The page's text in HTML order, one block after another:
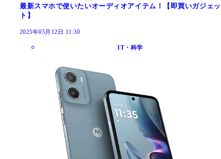
最新スマホで使いたいオーディオアイテム！【即買いガジェッ
ト】
2025年05月12日 11:30
IT・科学